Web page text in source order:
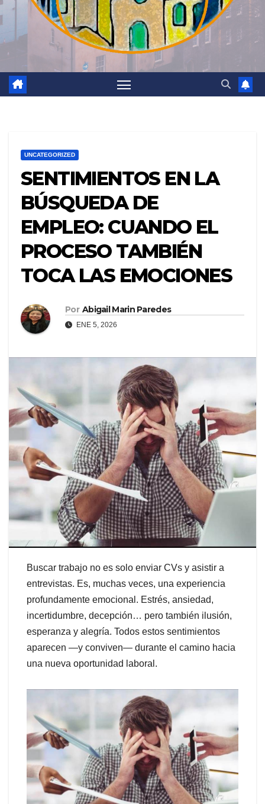
UNCATEGORIZED
SENTIMIENTOS EN LA
BÚSQUEDA DE
EMPLEO: CUANDO EL
PROCESO TAMBIÉN
TOCA LAS EMOCIONES
Por Abigail Marin Paredes
ENE 5, 2026
Buscar trabajo no es solo enviar CVs y asistir a
entrevistas. Es, muchas veces, una experiencia
profundamente emocional. Estrés, ansiedad,
incertidumbre, decepción… pero también ilusión,
esperanza y alegría. Todos estos sentimientos
aparecen —y conviven— durante el camino hacia
una nueva oportunidad laboral.